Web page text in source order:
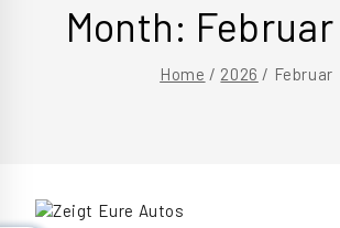
Month:
Home / 2026 / Februar